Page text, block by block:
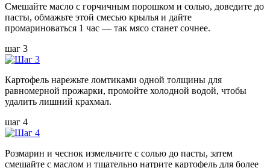
Смешайте масло с горчичным порошком и солью, доведите до
пасты, обмажьте этой смесью крылья и дайте
промариноваться 1 час — так мясо станет сочнее.
шаг 3
Картофель нарежьте ломтиками одной толщины для
равномерной прожарки, промойте холодной водой, чтобы
удалить лишний крахмал.
шаг 4
Розмарин и чеснок измельчите с солью до пасты, затем
смешайте с маслом и тщательно натрите картофель для более